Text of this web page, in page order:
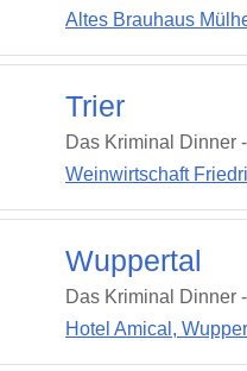
Altes Brauhaus
Trier
Das Kriminal Dinner
Weinwirtschaft
Wuppertal
Das Kriminal Dinner
Hotel Amical,